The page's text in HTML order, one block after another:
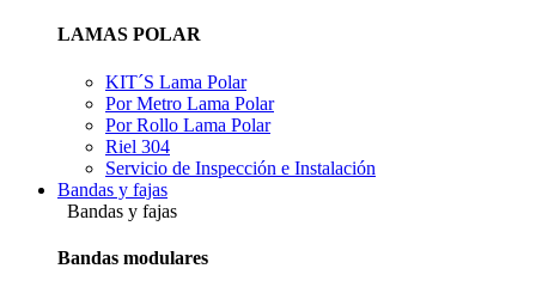
LAMAS POLAR
KIT´S Lama Polar
Por Metro Lama Polar
Por Rollo Lama Polar
Riel 304
Servicio de Inspección e Instalación
Bandas y fajas
Bandas y fajas
Bandas modulares